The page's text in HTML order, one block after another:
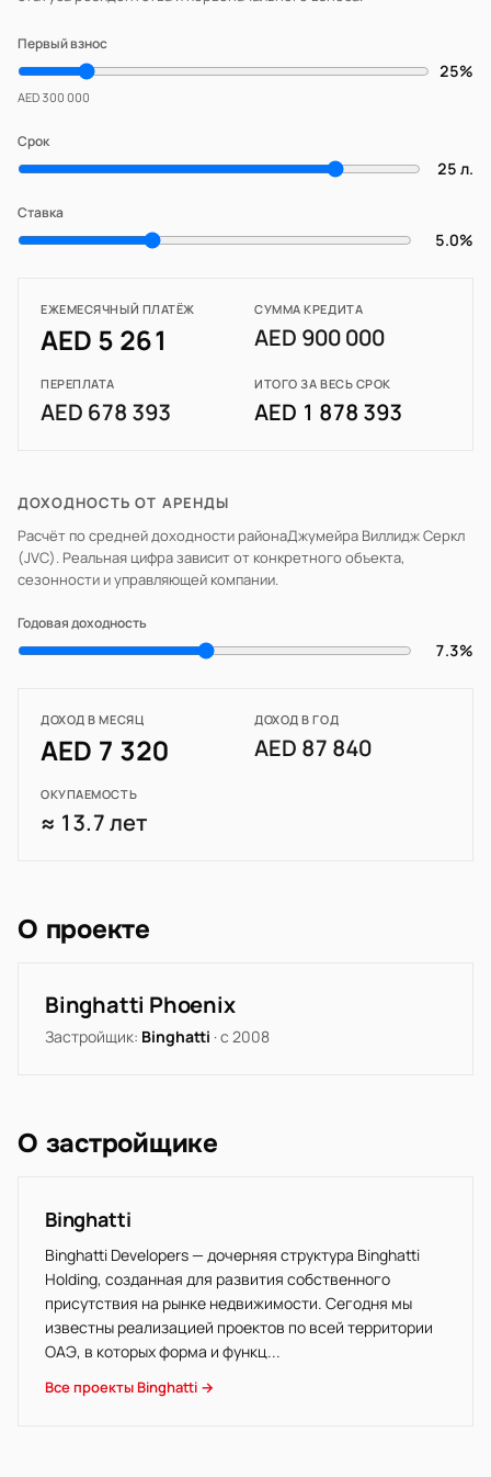
Первый взнос
25%
AED 300 000
Срок
25 л.
Ставка
5.0%
ЕЖЕМЕСЯЧНЫЙ ПЛАТЁЖ
AED 5 261
СУММА КРЕДИТА
AED 900 000
ПЕРЕПЛАТА
AED 678 393
ИТОГО ЗА ВЕСЬ СРОК
AED 1 878 393
ДОХОДНОСТЬ ОТ АРЕНДЫ
Расчёт по средней доходности районаДжумейра Виллидж Серкл
(JVC). Реальная цифра зависит от конкретного объекта,
сезонности и управляющей компании.
Годовая доходность
7.3%
ДОХОД В МЕСЯЦ
AED 7 320
ДОХОД В ГОД
AED 87 840
ОКУПАЕМОСТЬ
≈ 13.7 лет
О проекте
Binghatti Phoenix
Застройщик: Binghatti · с 2008
О застройщике
Binghatti
Binghatti Developers — дочерняя структура Binghatti
Holding, созданная для развития собственного
присутствия на рынке недвижимости. Сегодня мы
известны реализацией проектов по всей территории
ОАЭ, в которых форма и функц...
Все проекты Binghatti →